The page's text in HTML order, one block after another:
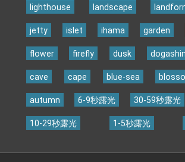
lighthouse landscape
jetty islet ihama garden
flower firefly dusk
cave cape blue-sea
autumn 6-9秒露光 30-59秒露光
10-29秒露光 1-5秒露光